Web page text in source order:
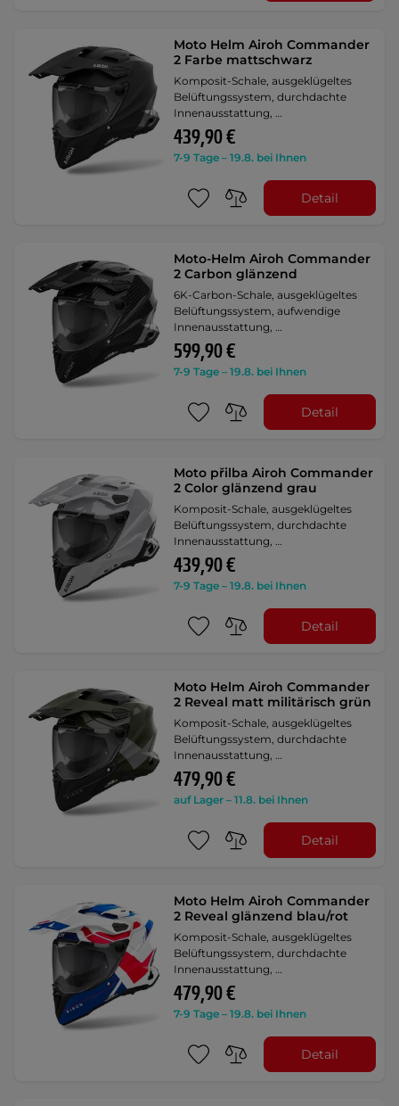
Moto Helm Airoh Commander
2 Farbe mattschwarz
Komposit-Schale, ausgeklügeltes
Belüftungssystem, durchdachte
Innenausstattung, …
439,90 €
7-9 Tage – 19.8. bei Ihnen
Detail
Moto-Helm Airoh Commander
2 Carbon glänzend
6K-Carbon-Schale, ausgeklügeltes
Belüftungssystem, aufwendige
Innenausstattung, …
599,90 €
7-9 Tage – 19.8. bei Ihnen
Detail
Moto přilba Airoh Commander
2 Color glänzend grau
Komposit-Schale, ausgeklügeltes
Belüftungssystem, durchdachte
Innenausstattung, …
439,90 €
7-9 Tage – 19.8. bei Ihnen
Detail
Moto Helm Airoh Commander
2 Reveal matt militärisch grün
Komposit-Schale, ausgeklügeltes
Belüftungssystem, durchdachte
Innenausstattung, …
479,90 €
auf Lager – 11.8. bei Ihnen
Detail
Moto Helm Airoh Commander
2 Reveal glänzend blau/rot
Komposit-Schale, ausgeklügeltes
Belüftungssystem, durchdachte
Innenausstattung, …
479,90 €
7-9 Tage – 19.8. bei Ihnen
Detail